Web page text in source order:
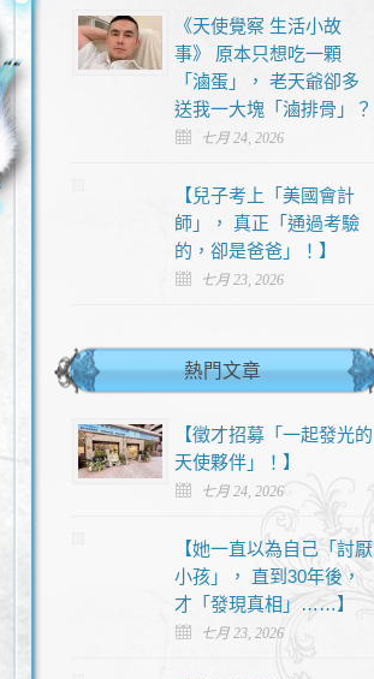
《天使覺察 生活小故
事》 原本只想吃一顆
「滷蛋」， 老天爺卻多
送我一大塊「滷排骨」？
七月 24, 2026
【兒子考上「美國會計
師」， 真正「通過考驗
的，卻是爸爸」！】
七月 23, 2026
熱門文章
【徵才招募「一起發光的
天使夥伴」！】
七月 24, 2026
【她一直以為自己「討厭
小孩」， 直到30年後，
才「發現真相」……】
七月 23, 2026